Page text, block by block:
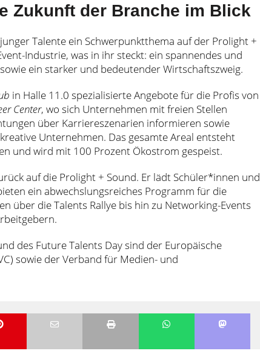
Zukunft der Branche im Blick
Talente ein Schwerpunktthema auf der Prolight +
Industrie, was in ihr steckt: ein spannendes und
ein starker und bedeutender Wirtschaftszweig.
in Halle 11.0 spezialisierte Angebote für die Profis von
Center, wo sich Unternehmen mit freien Stellen
über Karriereszenarien informieren sowie
Unternehmen. Das gesamte Areal entsteht
und wird mit 100 Prozent Ökostrom gespeist.
auf die Prolight + Sound. Er lädt Schüler*innen und
ein abwechslungsreiches Programm für die
über die Talents Rallye bis hin zu Networking-Events
des Future Talents Day sind der Europäische
sowie der Verband für Medien- und